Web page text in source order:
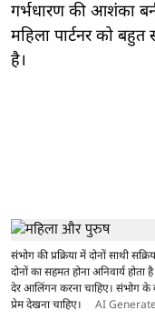
गर्भधारण की आशंका
महिला पार्टनर को
है।
संभोग की प्रक्रिया में दोनों साथी
दोनों का सहमत होना अनिवार्य
देर आलिंगन करना चाहिए। संभोग
प्रेम देखना चाहिए।
AI